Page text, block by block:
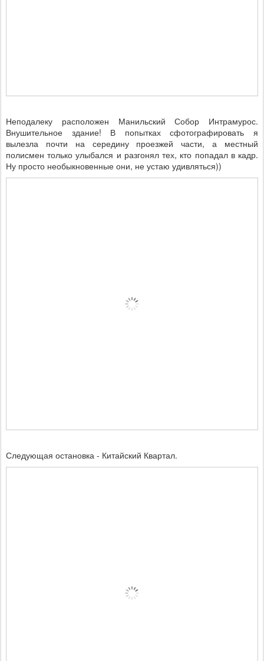
Неподалеку расположен Манильский Собор Интрамурос.
Внушительное здание! В попытках сфотографировать я
вылезла почти на середину проезжей части, а местный
полисмен только улыбался и разгонял тех, кто попадал в кадр.
Ну просто необыкновенные они, не устаю удивляться))
Следующая остановка - Китайский Квартал.